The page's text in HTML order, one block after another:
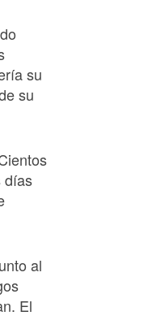
su
su
días
al
El